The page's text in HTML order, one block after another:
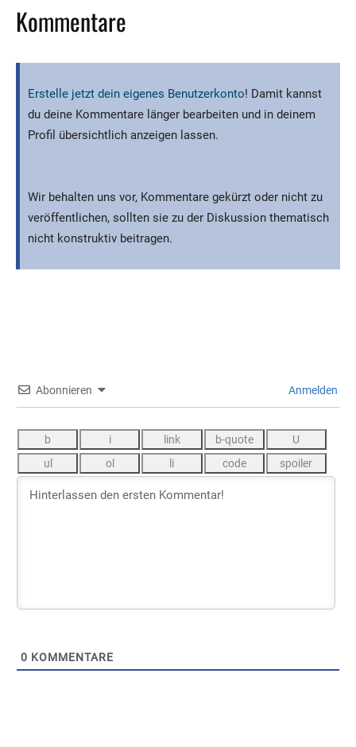
Kommentare
Erstelle jetzt dein eigenes Benutzerkonto! Damit kannst
du deine Kommentare länger bearbeiten und in deinem
Profil übersichtlich anzeigen lassen.
Wir behalten uns vor, Kommentare gekürzt oder nicht zu
veröffentlichen, sollten sie zu der Diskussion thematisch
nicht konstruktiv beitragen.
Abonnieren Anmelden
0 KOMMENTARE